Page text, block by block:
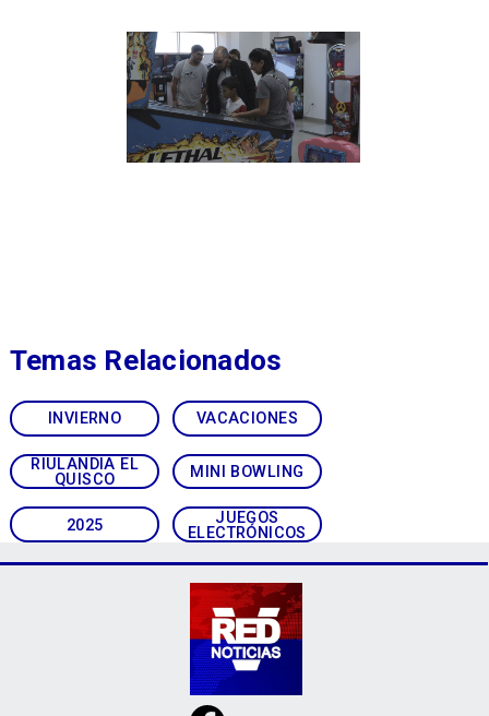
INVIERNO VACACIONES
RIULANDIA EL
QUISCO
MINI BOWLING
2025
JUEGOS
ELECTRÓNICOS
Temas Relacionados